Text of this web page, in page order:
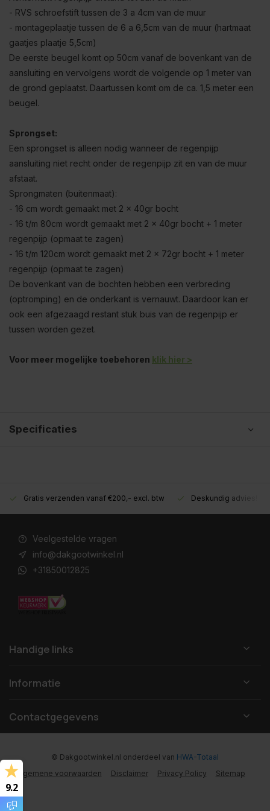
- RVS schroefstift tussen de 3 a 4cm van de muur
- montageplaatje tussen de 6 a 6,5cm van de muur (hartmaat
gaatjes plaatje 5,5cm)
De eerste beugel komt op 50cm vanaf de bovenkant van de
aansluiting en vervolgens wordt de volgende op 1 meter van
de grond geplaatst. Daartussen komt om de ca. 1,5 meter een
beugel.
Sprongset:
Een sprongset is alleen nodig wanneer de regenpijp
aansluiting niet recht onder de regenpijp zit en van de muur
afstaat.
Sprongmaten (buitenmaat):
- 16 cm wordt gemaakt met 2 x 40gr bocht
- 16 t/m 80cm wordt gemaakt met 2 x 40gr bocht + 1 meter
regenpijp (opmaat te zagen)
- 16 t/m 120cm wordt gemaakt met 2 x 72gr bocht + 1 meter
regenpijp (opmaat te zagen)
De bovenkant van de bochten hebben een verbreding
(optromping) en de onderkant is vernauwt. Daardoor kan er
ook een afgezaagd restant stuk buis van de regenpijp er
tussen worden gezet.
Voor meer mogelijke toebehoren klik hier >
Specificaties
Gratis verzenden vanaf €200,- excl. btw Deskundig advies!
Veelgestelde vragen
info@dakgootwinkel.nl
+31850012825
Handige links
Informatie
Contactgegevens
Algemene voorwaarden Disclaimer Privacy Policy Sitemap
© Dakgootwinkel.nl onderdeel van HWA-Totaal
9.2